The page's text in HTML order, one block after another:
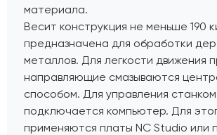
материала.
Весит конструкция не меньше 190
предназначена для обработки
металлов. Для легкости движения
направляющие смазываются
способом. Для управления станком
подключается компьютер. Для
применяются платы NC Studio или